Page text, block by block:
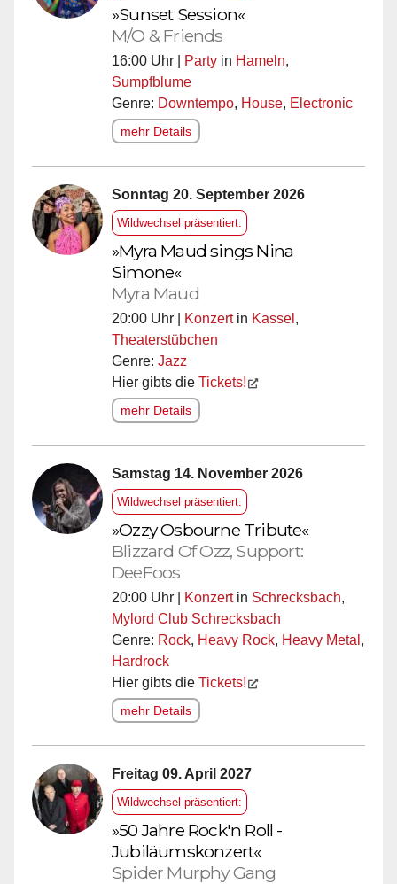
»Sunset Session«
M/O & Friends
16:00 Uhr | Party in Hameln,
Sumpfblume
Genre: Downtempo, House, Electronic
mehr Details
Sonntag 20. September 2026
Wildwechsel präsentiert:
»Myra Maud sings Nina
Simone«
Myra Maud
20:00 Uhr | Konzertin Kassel ,
Theaterstübchen
Genre: Jazz
Hier gibts die Tickets!
mehr Details
Samstag 14. November 2026
Wildwechsel präsentiert:
»Ozzy Osbourne Tribute«
Blizzard Of Ozz, Support:
DeeFoos
20:00 Uhr | Konzertin Schrecksbach,
Mylord Club Schrecksbach
Genre: Rock, Heavy Rock, Heavy Metal ,
Hardrock
Hier gibts die Tickets!
mehr Details
Freitag 09. April 2027
Wildwechsel präsentiert:
»50 Jahre Rock'n Roll -
Jubiläumskonzert«
Spider Murphy Gang